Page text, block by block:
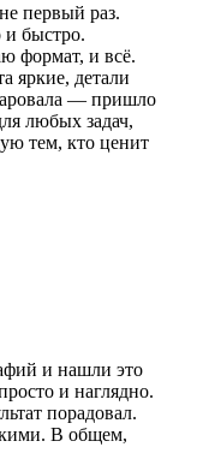
первый раз.
и быстро.
формат, и всё.
яркие, детали
— пришло
любых задач,
тем, кто ценит
и нашли это
и наглядно.
порадовал.
В общем,